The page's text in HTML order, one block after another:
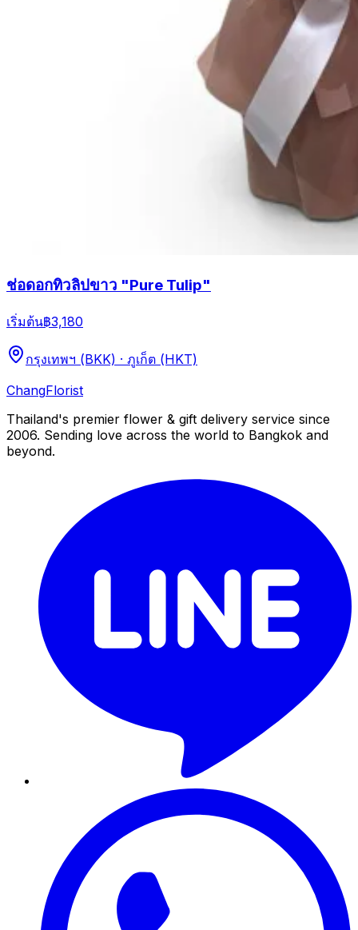
ช่อดอกทิวลิปขาว "Pure Tulip"
เริ่มต้น฿3,180
กรุงเทพฯ (BKK) · ภูเก็ต (HKT)
ChangFlorist
Thailand's premier flower & gift delivery service since
2006. Sending love across the world to Bangkok and
beyond.